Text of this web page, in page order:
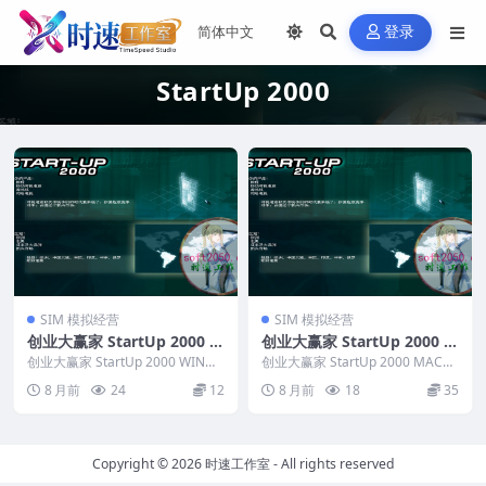
登录
StartUp 2000
SIM 模拟经营
创业大赢家 StartUp 2000 W
IN游戏 PC电脑游戏 适配系统
WIN10 WIN11
创业大赢家 StartUp 2000 WIN游
戏 PC电脑游戏 适配系统WIN1...
8 月前 24 12
SIM 模拟经营
创业大赢家 StartUp 2000 M
AC游戏 苹果电脑游戏 适配苹
果OS系统macOS
创业大赢家 StartUp 2000 MAC游
戏 苹果电脑游戏 适配苹果OS系
统...8 月前 18 35
Copyright © 2026时速工作室- All rights reserved